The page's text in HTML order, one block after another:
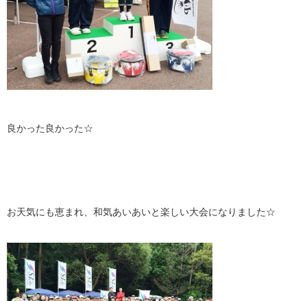
良かった良かった☆
お天気にも恵まれ、和気あいあいと楽しい大会になりました☆